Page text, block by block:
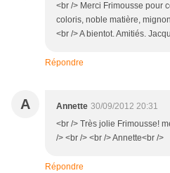
<br /> Merci Frimousse pour
coloris, noble matière,
<br /> A bientot. Amitiés.
Répondre
A Annette 30/09/2012 20:31
<br /> Très jolie Frimousse!
/> <br /> <br /> Annette<br />
Répondre